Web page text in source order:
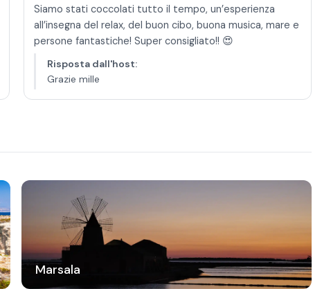
Siamo stati coccolati tutto il tempo, un’esperienza
all’insegna del relax, del buon cibo, buona musica, mare e
persone fantastiche! Super consigliato!! 😍
Risposta dall'host:
Grazie mille
Marsala